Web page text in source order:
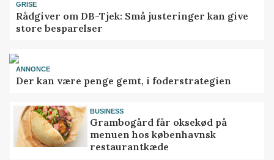
GRISE
Rådgiver om DB-Tjek: Små justeringer kan give
store besparelser
ANNONCE
Der kan være penge gemt, i foderstrategien
BUSINESS
Grambogård får oksekød på
menuen hos københavnsk
restaurantkæde